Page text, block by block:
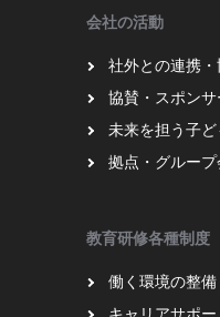
会社の活動
社外との連携
協賛・スポンサ
未来を担う子
拠点・グルー
教育研修各種制度
働く環境の整備
キャリアサポー